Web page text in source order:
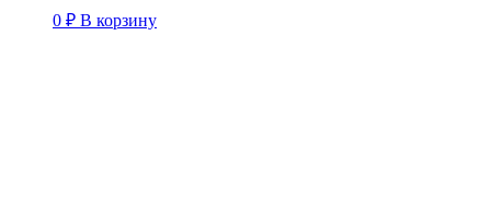
0 ₽ В корзину